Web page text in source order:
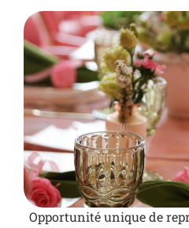
Opportunité unique de